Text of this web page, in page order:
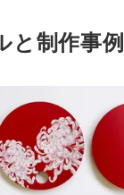
と制作事例